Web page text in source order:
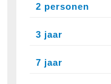
2 personen
3 jaar
7 jaar